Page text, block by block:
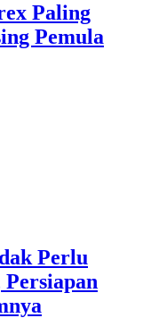
Paling
Pemula
Perlu